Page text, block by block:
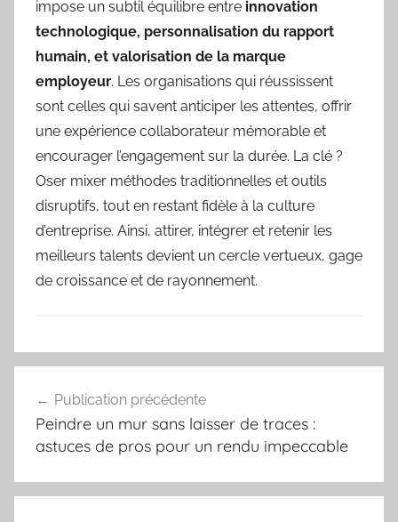
impose un subtil équilibre entre innovation
technologique, personnalisation du rapport
humain, et valorisation de la marque
employeur. Les organisations qui réussissent
sont celles qui savent anticiper les attentes, offrir
une expérience collaborateur mémorable et
encourager l’engagement sur la durée. La clé ?
Oser mixer méthodes traditionnelles et outils
disruptifs, tout en restant fidèle à la culture
d’entreprise. Ainsi, attirer, intégrer et retenir les
meilleurs talents devient un cercle vertueux, gage
de croissance et de rayonnement.
de
l’article
Publication précédente
Peindre un mur sans laisser de traces :
astuces de pros pour un rendu impeccable